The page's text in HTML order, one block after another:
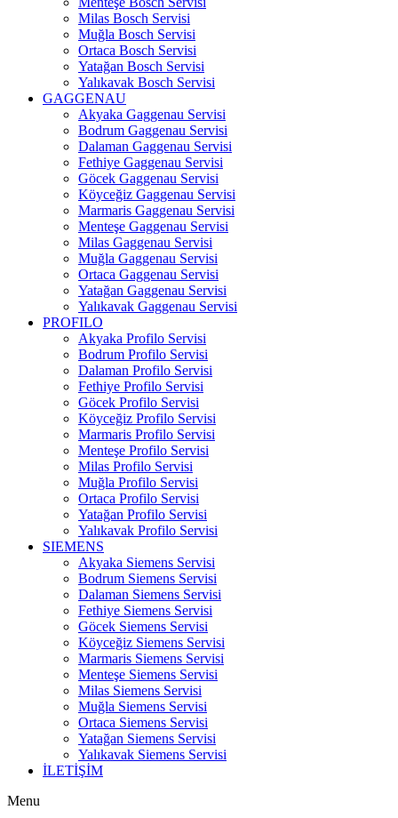
Milas Bosch Servisi
Muğla Bosch Servisi
Ortaca Bosch Servisi
Yatağan Bosch Servisi
Yalıkavak Bosch Servisi
GAGGENAU
Akyaka Gaggenau Servisi
Bodrum Gaggenau Servisi
Dalaman Gaggenau Servisi
Fethiye Gaggenau Servisi
Göcek Gaggenau Servisi
Köyceğiz Gaggenau Servisi
Marmaris Gaggenau Servisi
Menteşe Gaggenau Servisi
Milas Gaggenau Servisi
Muğla Gaggenau Servisi
Ortaca Gaggenau Servisi
Yatağan Gaggenau Servisi
Yalıkavak Gaggenau Servisi
PROFILO
Akyaka Profilo Servisi
Bodrum Profilo Servisi
Dalaman Profilo Servisi
Fethiye Profilo Servisi
Göcek Profilo Servisi
Köyceğiz Profilo Servisi
Marmaris Profilo Servisi
Menteşe Profilo Servisi
Milas Profilo Servisi
Muğla Profilo Servisi
Ortaca Profilo Servisi
Yatağan Profilo Servisi
Yalıkavak Profilo Servisi
SIEMENS
Akyaka Siemens Servisi
Bodrum Siemens Servisi
Dalaman Siemens Servisi
Fethiye Siemens Servisi
Göcek Siemens Servisi
Köyceğiz Siemens Servisi
Marmaris Siemens Servisi
Menteşe Siemens Servisi
Milas Siemens Servisi
Muğla Siemens Servisi
Ortaca Siemens Servisi
Yatağan Siemens Servisi
Yalıkavak Siemens Servisi
İLETİŞİM
Menu